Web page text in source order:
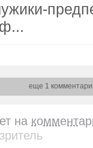
еще 1
на